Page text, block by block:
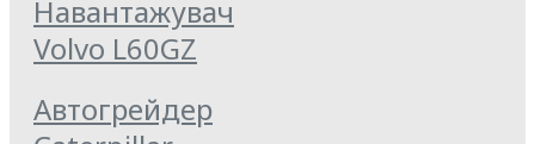
Навантажувач
Volvo L60GZ
Автогрейдер